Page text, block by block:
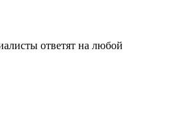
ответят на любой